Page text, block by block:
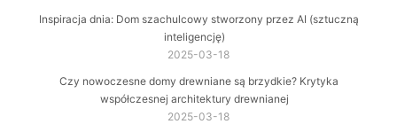
Inspiracja dnia: Dom szachulcowy stworzony przez AI (sztuczną
inteligencję)
2025-03-18
Czy nowoczesne domy drewniane są brzydkie? Krytyka
współczesnej architektury drewnianej
2025-03-18